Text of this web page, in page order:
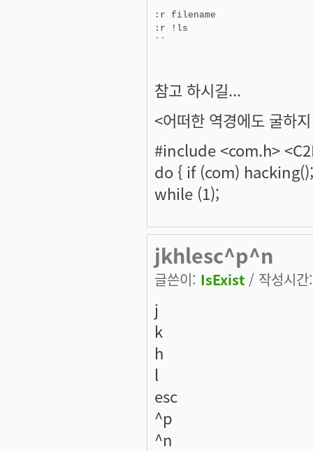
:r filename
:r !ls
참고 하시길...
<어떠한 역경에도 굴하
#include <com.h>
do { if (com)
while (1);
jkhlesc^p^n
글쓴이: IsExist / 작성시
j
k
h
l
esc
^p
^n